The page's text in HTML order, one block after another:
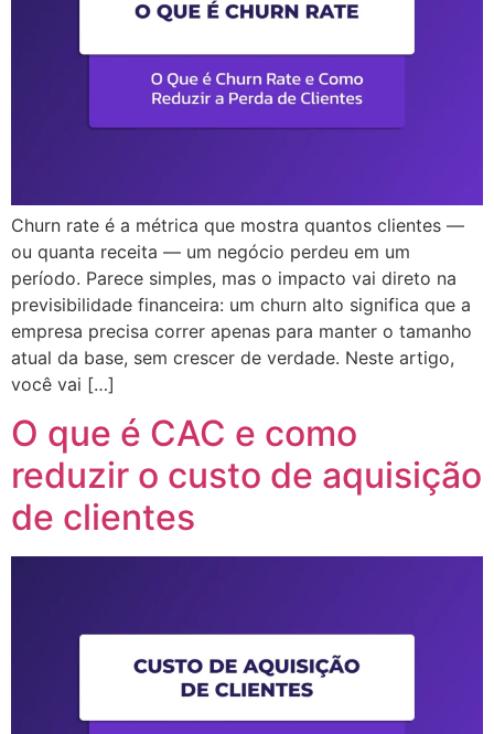
Churn rate é a métrica que mostra quantos clientes —
ou quanta receita — um negócio perdeu em um
período. Parece simples, mas o impacto vai direto na
previsibilidade financeira: um churn alto significa que a
empresa precisa correr apenas para manter o tamanho
atual da base, sem crescer de verdade. Neste artigo,
você vai […]
O que é CAC e como
reduzir o custo de aquisição
de clientes